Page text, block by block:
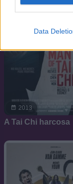
Data
2013
A Tai Chi harcosa